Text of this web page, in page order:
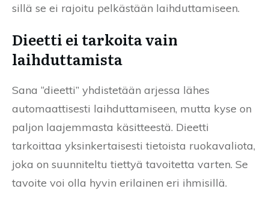
sillä se ei rajoitu pelkästään laihduttamiseen.
Dieetti ei tarkoita vain
laihduttamista
Sana “dieetti” yhdistetään arjessa lähes
automaattisesti laihduttamiseen, mutta kyse on
paljon laajemmasta käsitteestä. Dieetti
tarkoittaa yksinkertaisesti tietoista ruokavaliota,
joka on suunniteltu tiettyä tavoitetta varten. Se
tavoite voi olla hyvin erilainen eri ihmisillä.